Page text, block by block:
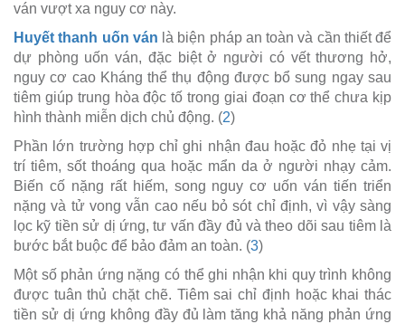
ván vượt xa nguy cơ này.
Huyết thanh uốn ván là biện pháp an toàn và cần thiết để
dự phòng uốn ván, đặc biệt ở người có vết thương hở,
nguy cơ cao Kháng thể thụ động được bổ sung ngay sau
tiêm giúp trung hòa độc tố trong giai đoạn cơ thể chưa kịp
hình thành miễn dịch chủ động. (2)
Phần lớn trường hợp chỉ ghi nhận đau hoặc đỏ nhẹ tại vị
trí tiêm, sốt thoáng qua hoặc mẩn da ở người nhạy cảm.
Biến cố nặng rất hiếm, song nguy cơ uốn ván tiến triển
nặng và tử vong vẫn cao nếu bỏ sót chỉ định, vì vậy sàng
lọc kỹ tiền sử dị ứng, tư vấn đầy đủ và theo dõi sau tiêm là
bước bắt buộc để bảo đảm an toàn. (3)
Một số phản ứng nặng có thể ghi nhận khi quy trình không
được tuân thủ chặt chẽ. Tiêm sai chỉ định hoặc khai thác
tiền sử dị ứng không đầy đủ làm tăng khả năng phản ứng